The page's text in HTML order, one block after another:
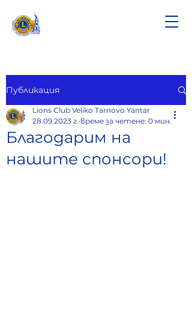
Публикация
Благодарим на
нашите спонсори!
Lions Club Veliko Tarnovo Yantar
28.09.2023 г. време за четене: 0 мин.